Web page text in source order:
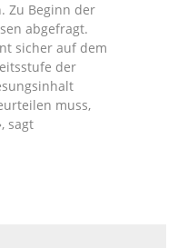
Zu Beginn der
abgefragt.
sicher auf dem
der
muss,
sagt